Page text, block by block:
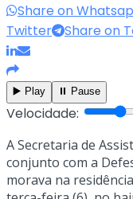
Share on
Twitter
Share on
▶️ Play ⏸️ Pause
Velocidade:
A Secretaria de
conjunto com a
morava na